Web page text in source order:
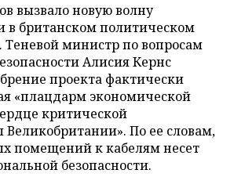
вызвало новую волну
в британском политическом
министр по вопросам
Алисия Кернс
проекта фактически
«плацдарм экономической
критической
По ее словам,
помещений к кабелям несет
безопасности.